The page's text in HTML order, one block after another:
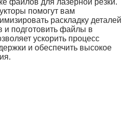
помогут вам
раскладку деталей
и подготовить файлы в
ускорить процесс
и обеспечить высокое